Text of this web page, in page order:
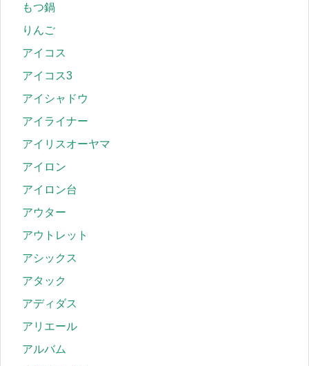
もつ鍋
りんご
アイコス
アイコス3
アイシャドウ
アイライナー
アイリスオーヤマ
アイロン
アイロン台
アウター
アウトレット
アシックス
アタック
アディダス
アリエール
アルバム